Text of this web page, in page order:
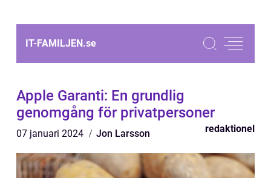
IT-FAMILJEN.se
Apple Garanti: En grundlig
genomgång för privatpersoner
07 januari 2024 Jon Larsson redaktionel